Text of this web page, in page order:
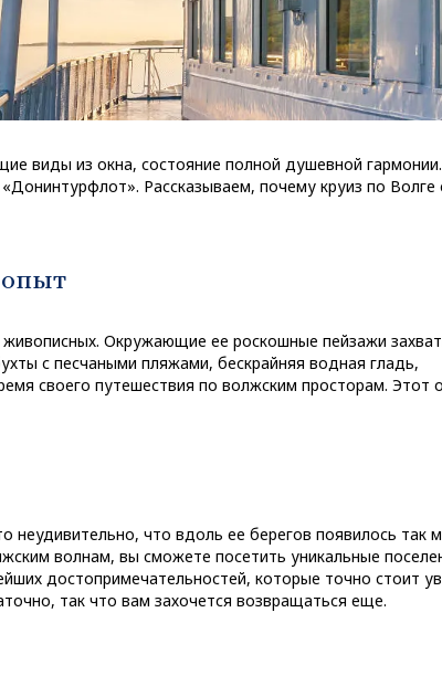
виды из окна, состояние полной душевной
Рассказываем, почему круиз по Волге
Окружающие ее роскошные пейзажи
с песчаными пляжами, бескрайняя водная гладь,
своего путешествия по волжским просторам. Этот
неудивительно, что вдоль ее берегов появилось так
волнам, вы сможете посетить уникальные
достопримечательностей, которые точно стоит
так что вам захочется возвращаться еще.